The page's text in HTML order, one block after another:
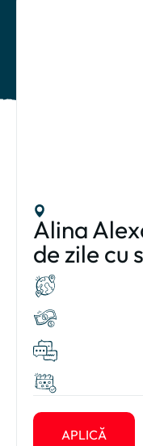
Alina
de zile cu
APLICĂ